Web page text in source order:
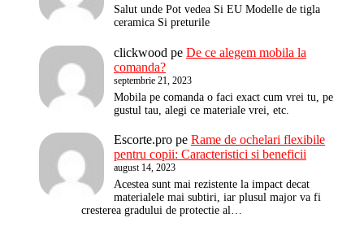
Salut unde Pot vedea Si EU Modelle de tigla
ceramica Si preturile
clickwood pe De ce alegem mobila la
comanda?
septembrie 21, 2023
Mobila pe comanda o faci exact cum vrei tu, pe
gustul tau, alegi ce materiale vrei, etc.
Escorte.pro pe Rame de ochelari flexibile
pentru copii: Caracteristici si beneficii
august 14, 2023
Acestea sunt mai rezistente la impact decat
materialele mai subtiri, iar plusul major va fi
cresterea gradului de protectie al…